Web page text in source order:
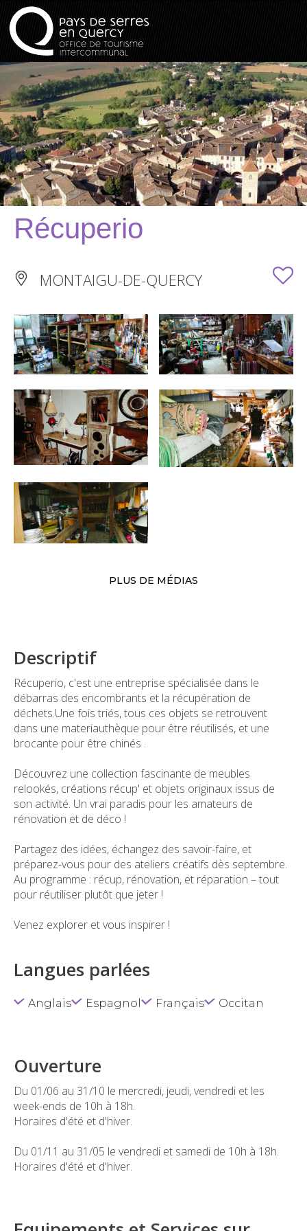
Récuperio
MONTAIGU-DE-QUERCY
PLUS DE MÉDIAS
Descriptif
Récuperio, c'est une entreprise spécialisée dans le
débarras des encombrants et la récupération de
déchets.Une fois triés, tous ces objets se retrouvent
dans une materiauthèque pour être réutilisés, et une
brocante pour être chinés .
Découvrez une collection fascinante de meubles
relookés, créations récup' et objets originaux issus de
son activité. Un vrai paradis pour les amateurs de
rénovation et de déco !
Partagez des idées, échangez des savoir-faire, et
préparez-vous pour des ateliers créatifs dès septembre.
Au programme : récup, rénovation, et réparation – tout
pour réutiliser plutôt que jeter !
Venez explorer et vous inspirer !
Langues parlées
Anglais Espagnol Français Occitan
Ouverture
Du 01/06 au 31/10 le mercredi, jeudi, vendredi et les
week-ends de 10h à 18h.
Horaires d'été et d'hiver.
Du 01/11 au 31/05 le vendredi et samedi de 10h à 18h.
Horaires d'été et d'hiver.